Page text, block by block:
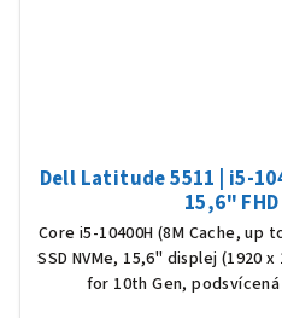
Dell Latitude 5511 | i5-
15,6"
Core i5-10400H (8M Cache, up
SSD NVMe, 15,6" displej (1920
for 10th Gen,